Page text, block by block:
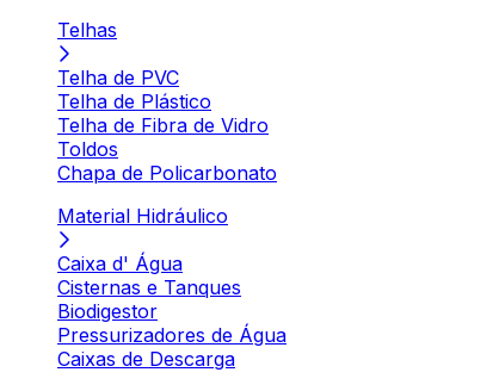
Telhas
Telha de PVC
Telha de Plástico
Telha de Fibra de Vidro
Toldos
Chapa de Policarbonato
Material Hidráulico
Caixa d' Água
Cisternas e Tanques
Biodigestor
Pressurizadores de Água
Caixas de Descarga